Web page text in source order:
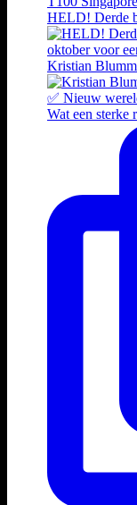
HELD! Derde
Kristian
Wat een sterke